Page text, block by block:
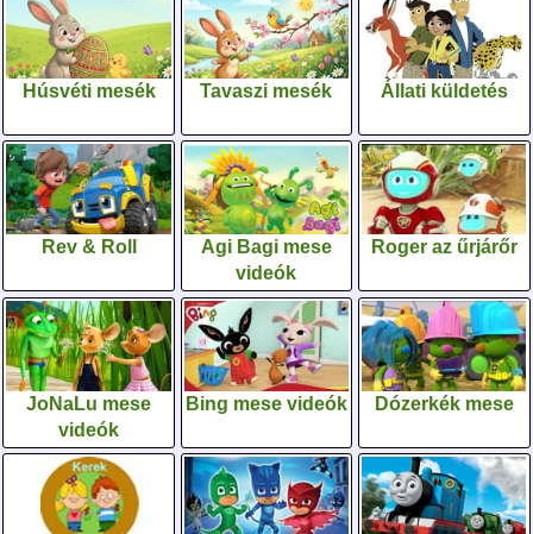
Húsvéti mesék Tavaszi mesék Állati küldetés
Rev & Roll
Agi Bagi mese
videók
Roger az űrjárőr
JoNaLu mese
videók
Bing mese videók Dózerkék mese